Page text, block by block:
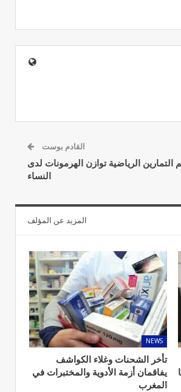
القادم بوست
الرياضية توازن الهرمونات لدى
النساء
المزيد عن المؤلف
NEWS
تأخر الشحنات وغلاء الكواشف
يفاقمان أزمة الأدوية والمختبرات في
المغرب
التوازن الغذائي خلال شهر…
النظام الغذائي والصحة: دور التغذية في
تعزيز الصحة العامة
مارس 22, 2024